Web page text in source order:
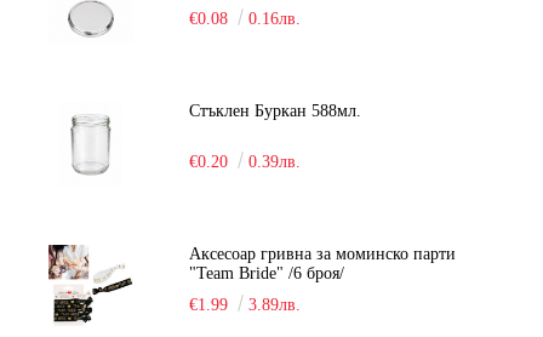
€0.08
0.16лв.
Стъклен Буркан 588мл.
€0.20 0.39лв.
Аксесоар гривна за моминско парти
"Team Bride" /6 броя/
€1.99
3.89лв.